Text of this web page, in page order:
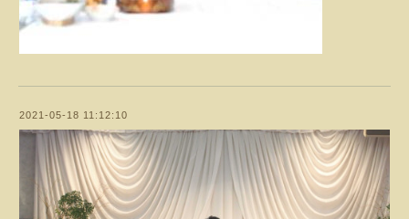
2021-05-18 11:12:10